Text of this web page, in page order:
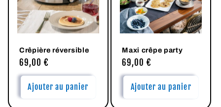
Crêpière réversible
Prix
habituel
69,00 €
Ajouter au panier
Maxi crêpe party
Prix
habituel
69,00 €
Ajouter au panier